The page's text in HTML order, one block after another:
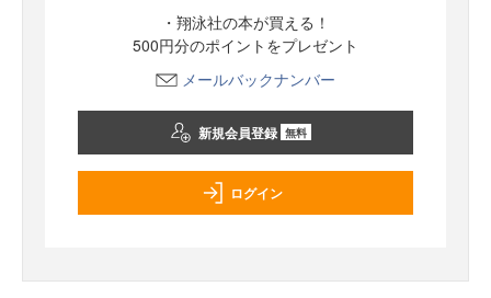
・翔泳社の本が買える！
500円分のポイントをプレゼント
メールバックナンバー
新規会員登録 無料
ログイン